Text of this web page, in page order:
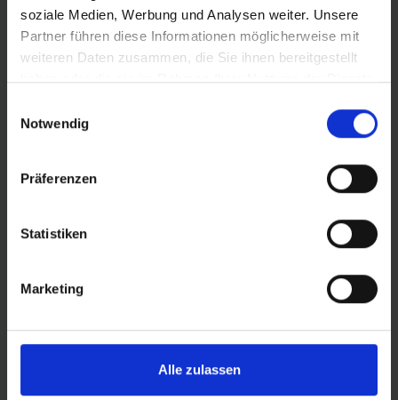
soziale Medien, Werbung und Analysen weiter. Unsere
Partner führen diese Informationen möglicherweise mit
weiteren Daten zusammen, die Sie ihnen bereitgestellt
haben oder die sie im Rahmen Ihrer Nutzung der Dienste
Notwendig
Präferenzen
Statistiken
Marketing
Alle zulassen
PRODUKTINFORMATIONEN
Er ist auf der Straße zu Hause.
DETAILS / PRODUKTDATEN